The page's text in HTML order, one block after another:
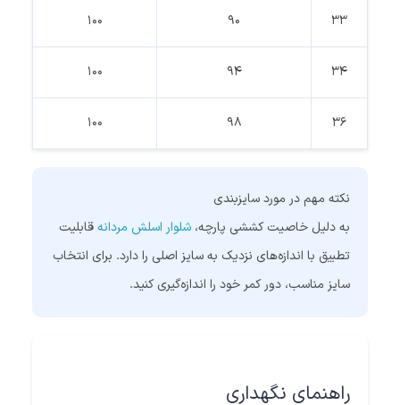
33
90
100
34
94
100
36
98
100
نکته مهم در مورد سایزبندی
به دلیل خاصیت کششی پارچه، شلوار اسلش مردانهقابلیت
تطبیق با اندازه‌های نزدیک به سایز اصلی را دارد. برای انتخاب
سایز مناسب، دور کمر خود را اندازه‌گیری کنید.
راهنمای نگهداری